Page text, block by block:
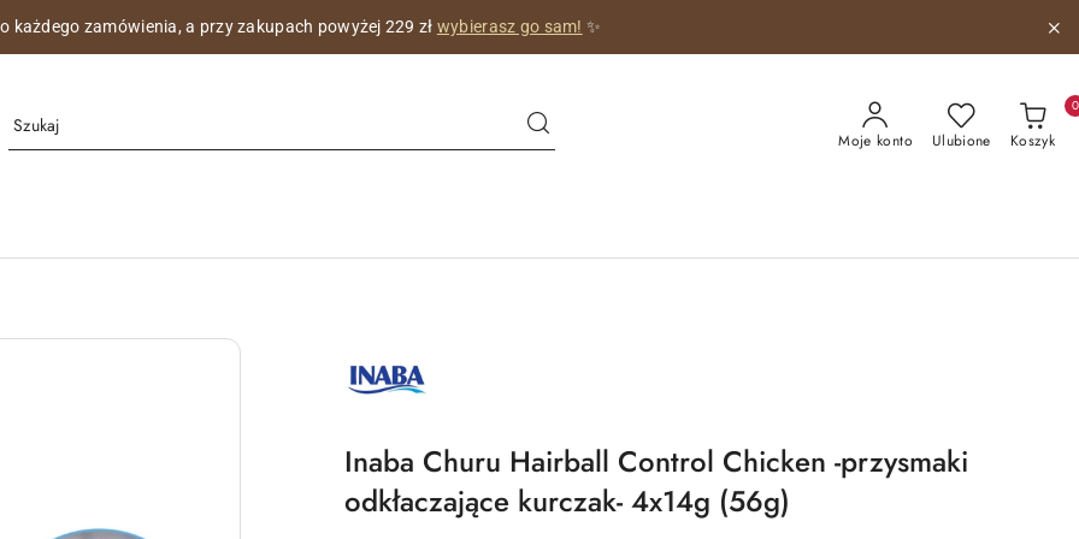
wizytówka z imieniem Twojego kotka,co miesiąc z innym pięknym obrazkiem!
Moje konto Ulubione Koszyk
0
INABA
LOGO
PRODUCENTA
Inaba Churu Hairball Control Chicken -przysmaki
odkłaczające kurczak- 4x14g (56g)